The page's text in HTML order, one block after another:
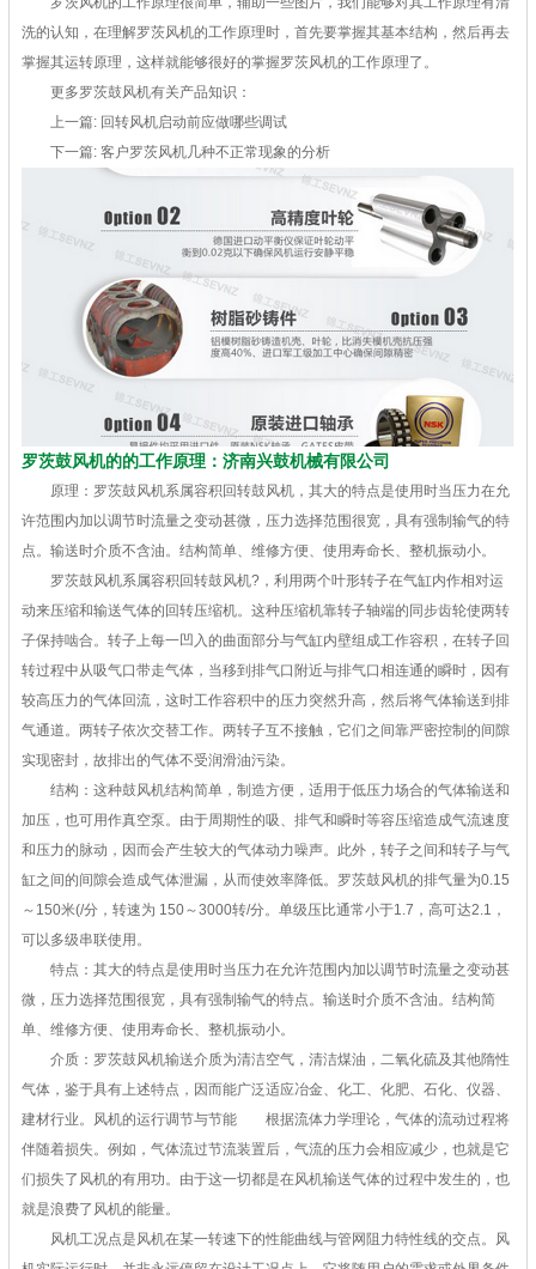
洗的认知，在理解罗茨风机的工作原理时，首先要掌握其基本结构，然后再去
掌握其运转原理，这样就能够很好的掌握罗茨风机的工作原理了。
更多罗茨鼓风机有关产品知识：
上一篇: 回转风机启动前应做哪些调试
下一篇: 客户罗茨风机几种不正常现象的分析
罗茨鼓风机的的工作原理：济南兴鼓机械有限公司
原理：罗茨鼓风机系属容积回转鼓风机，其大的特点是使用时当压力在允
许范围内加以调节时流量之变动甚微，压力选择范围很宽，具有强制输气的特
点。输送时介质不含油。结构简单、维修方便、使用寿命长、整机振动小。
罗茨鼓风机系属容积回转鼓风机?，利用两个叶形转子在气缸内作相对运
动来压缩和输送气体的回转压缩机。这种压缩机靠转子轴端的同步齿轮使两转
子保持啮合。转子上每一凹入的曲面部分与气缸内壁组成工作容积，在转子回
转过程中从吸气口带走气体，当移到排气口附近与排气口相连通的瞬时，因有
较高压力的气体回流，这时工作容积中的压力突然升高，然后将气体输送到排
气通道。两转子依次交替工作。两转子互不接触，它们之间靠严密控制的间隙
实现密封，故排出的气体不受润滑油污染。
结构：这种鼓风机结构简单，制造方便，适用于低压力场合的气体输送和
加压，也可用作真空泵。由于周期性的吸、排气和瞬时等容压缩造成气流速度
和压力的脉动，因而会产生较大的气体动力噪声。此外，转子之间和转子与气
缸之间的间隙会造成气体泄漏，从而使效率降低。罗茨鼓风机的排气量为0.15
～150米(/分，转速为 150～3000转/分。单级压比通常小于1.7，高可达2.1，
可以多级串联使用。
特点：其大的特点是使用时当压力在允许范围内加以调节时流量之变动甚
微，压力选择范围很宽，具有强制输气的特点。输送时介质不含油。结构简
单、维修方便、使用寿命长、整机振动小。
介质：罗茨鼓风机输送介质为清洁空气，清洁煤油，二氧化硫及其他隋性
气体，鉴于具有上述特点，因而能广泛适应冶金、化工、化肥、石化、仪器、
建材行业。风机的运行调节与节能 根据流体力学理论，气体的流动过程将
伴随着损失。例如，气体流过节流装置后，气流的压力会相应减少，也就是它
们损失了风机的有用功。由于这一切都是在风机输送气体的过程中发生的，也
就是浪费了风机的能量。
风机工况点是风机在某一转速下的性能曲线与管网阻力特性线的交点。风